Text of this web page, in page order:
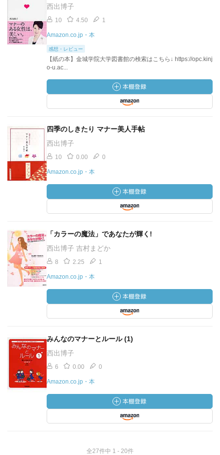
西出博子
10 4.50 1
Amazon.co.jp・本
感想・レビュー
【紙の本】金城学院大学図書館の検索はこちら↓ https://opc.kinj
o-u.ac...
四季のしきたり マナー美人手帖
西出博子
10 0.00 0
Amazon.co.jp・本
「カラーの魔法」であなたが輝く!
西出博子 吉村まどか
8 2.25 1
Amazon.co.jp・本
みんなのマナーとルール (1)
西出博子
6 0.00 0
Amazon.co.jp・本
全27件中 1 - 20件